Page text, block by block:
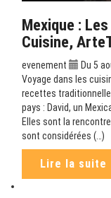
Mexique :
Cuisine,
evenement
Du 5
Voyage dans les
recettes
pays : David, un
Elles sont la
sont considérées (…)
Lire la suite